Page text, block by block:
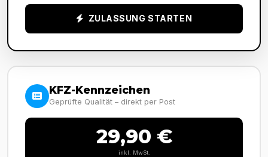
ZULASSUNG STARTEN
KFZ-Kennzeichen
Geprüfte Qualität – direkt per Post
29,90 €
inkl. MwSt.